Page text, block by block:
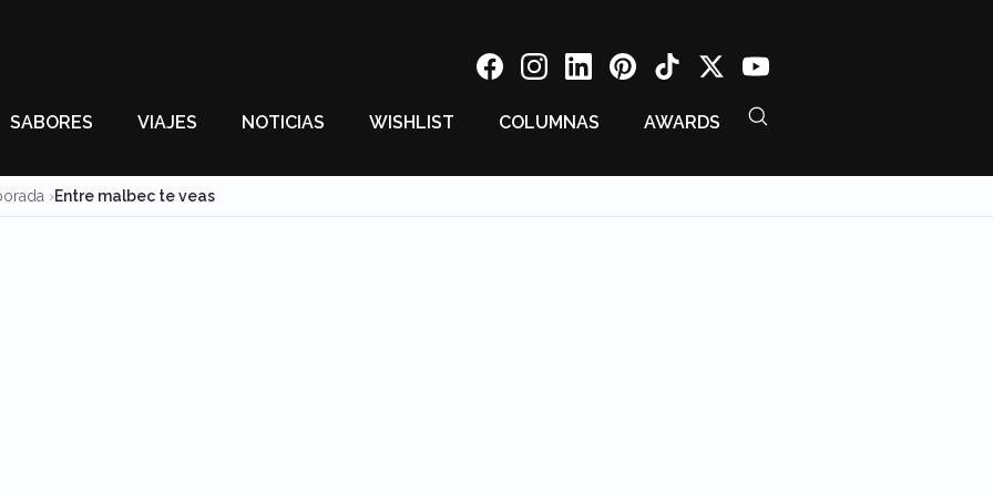
SABORES VIAJES NOTICIAS WISHLIST COLUMNAS AWARDS
Entre malbec te veas